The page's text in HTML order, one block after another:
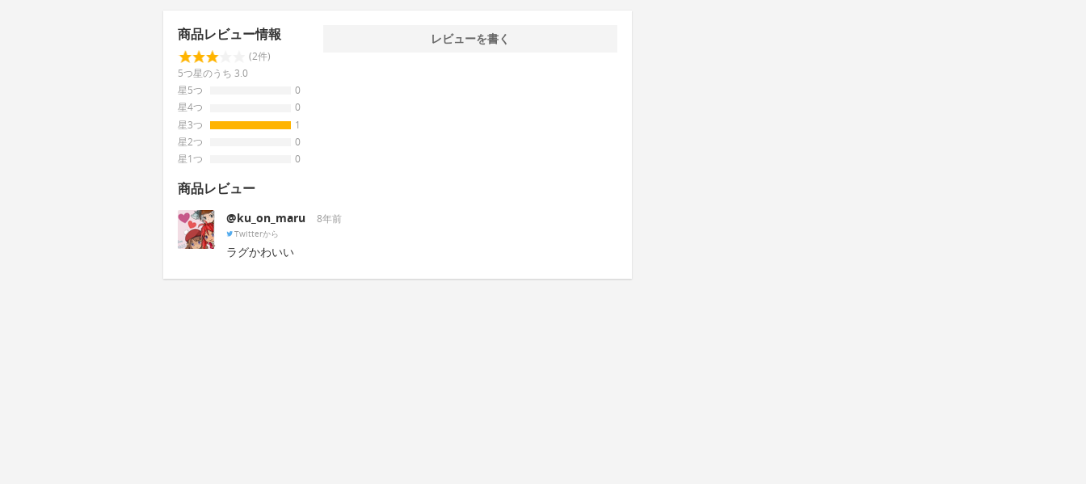
商品レビュー情報
(2件)
5つ星のうち 3.0
星5つ
0
星4つ
0
星3つ
1
星2つ
0
星1つ
0
レビューを書く
商品レビュー
@ku_on_maru 8年前
Twitterから
ラグかわいい